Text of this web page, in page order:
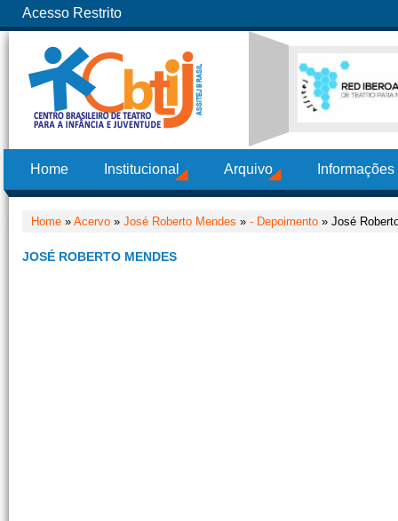
Acesso Restrito
Home Institucional Arquivo
Home » Acervo » José Roberto Mendes » - Depoimento » José
JOSÉ ROBERTO MENDES